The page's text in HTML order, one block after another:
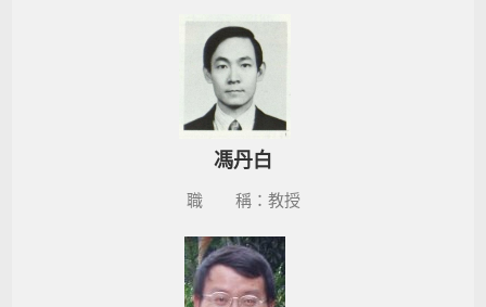
馮丹白
職 稱：教授